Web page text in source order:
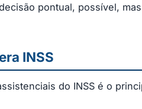
pontual, possível,
INSS
do INSS é o